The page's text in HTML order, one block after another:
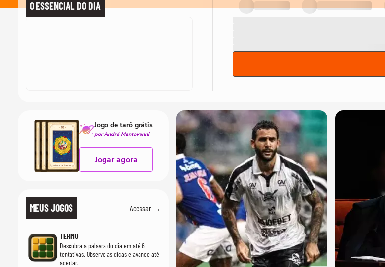
O ESSENCIAL DO DIA
MEUS JOGOS Acessar →
TERMO
Descubra a palavra do dia em até 6
tentativas. Observe as dicas e avance até
acertar.
Jogo de tarô grátis
por André Mantovanni
Jogar agora